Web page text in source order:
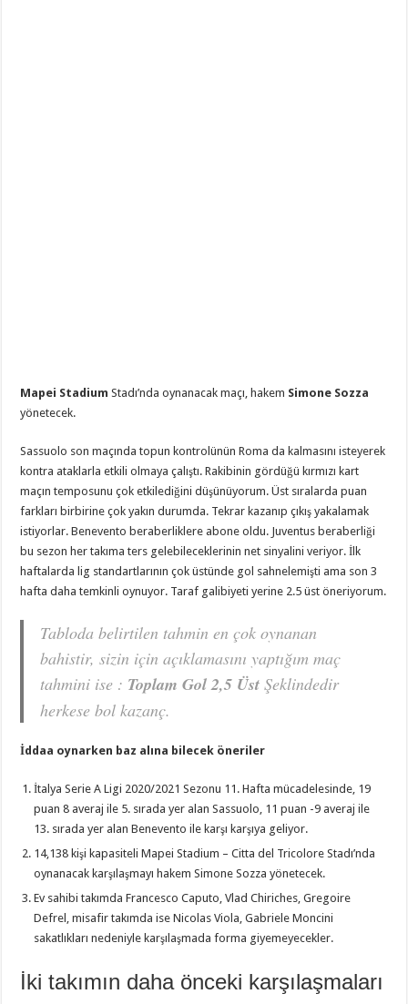
Mapei Stadium Stadı’nda oynanacak maçı, hakem Simone Sozza
yönetecek.
Sassuolo son maçında topun kontrolünün Roma da kalmasını isteyerek
kontra ataklarla etkili olmaya çalıştı. Rakibinin gördüğü kırmızı kart
maçın temposunu çok etkilediğini düşünüyorum. Üst sıralarda puan
farkları birbirine çok yakın durumda. Tekrar kazanıp çıkış yakalamak
istiyorlar. Benevento beraberliklere abone oldu. Juventus beraberliği
bu sezon her takıma ters gelebileceklerinin net sinyalini veriyor. İlk
haftalarda lig standartlarının çok üstünde gol sahnelemişti ama son 3
hafta daha temkinli oynuyor. Taraf galibiyeti yerine 2.5 üst öneriyorum.
Tabloda belirtilen tahmin en çok oynanan
bahistir, sizin için açıklamasını yaptığım maç
tahmini ise : Toplam Gol 2,5 ÜstŞeklindedir
herkese bol kazanç.
İddaa oynarken baz alına bilecek öneriler
İtalya Serie A Ligi 2020/2021 Sezonu 11. Hafta mücadelesinde, 19
puan 8 averaj ile 5. sırada yer alan Sassuolo, 11 puan -9 averaj ile
13. sırada yer alan Benevento ile karşı karşıya geliyor.
14,138 kişi kapasiteli Mapei Stadium – Citta del Tricolore Stadı’nda
oynanacak karşılaşmayı hakem Simone Sozza yönetecek.
Ev sahibi takımda Francesco Caputo, Vlad Chiriches, Gregoire
Defrel, misafir takımda ise Nicolas Viola, Gabriele Moncini
sakatlıkları nedeniyle karşılaşmada forma giyemeyecekler.
İki takımın daha önceki karşılaşmaları